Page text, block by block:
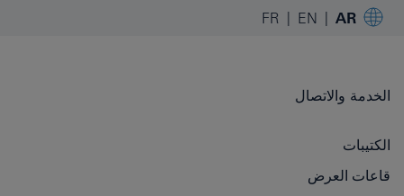
AR
EN
FR
الخدمة والاتصال
الكتيبات
قاعات العرض